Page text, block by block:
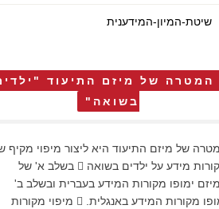
שיטת-המיון-המידענית
המטרה של מיזם התיעוד
בשואה"
של מיזם התיעוד היא ליצור מיפוי מקיף
מקורות מידע על ילדים בשואה  בשלב א' של
ימופו מקורות המידע בעברית ובשלב ב'
ימופו מקורות המידע באנגלית.  מיפוי מקורות